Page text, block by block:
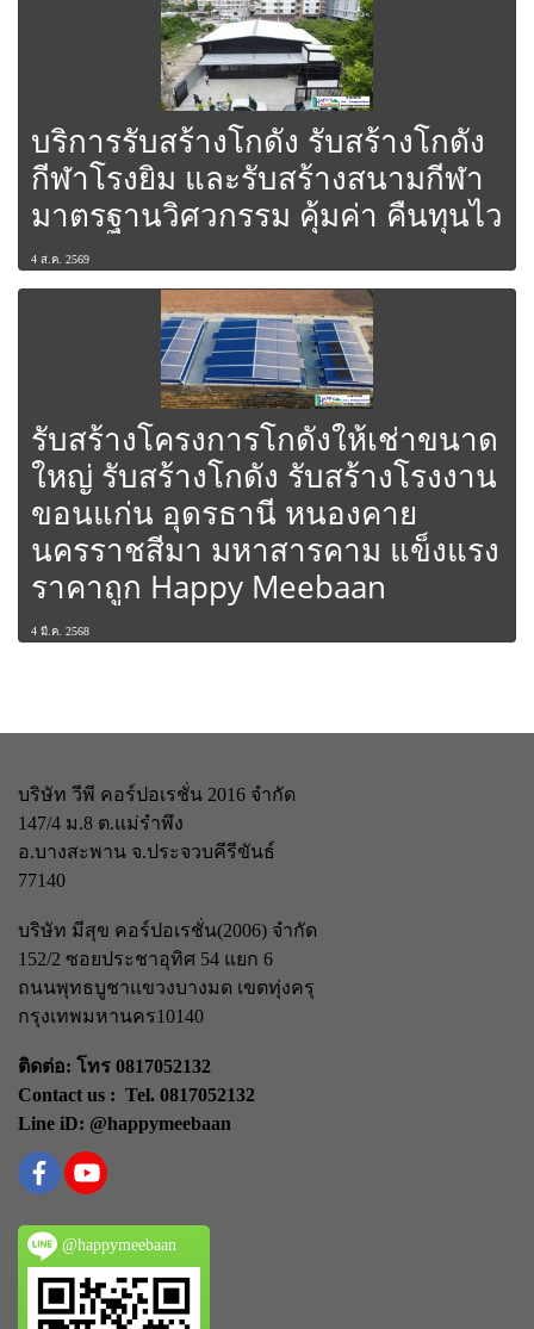
บริการรับสร้างโกดัง รับสร้างโกดัง
กีฬาโรงยิม และรับสร้างสนามกีฬา
มาตรฐานวิศวกรรม คุ้มค่า คืนทุนไว
4 ส.ค. 2569
รับสร้างโครงการโกดังให้เช่าขนาด
ใหญ่ รับสร้างโกดัง รับสร้างโรงงาน
ขอนแก่น อุดรธานี หนองคาย
นครราชสีมา มหาสารคาม แข็งแรง
ราคาถูก Happy Meebaan
4 มี.ค. 2568
บริษัท วีพี คอร์ปอเรชั่น 2016 จำกัด
147/4 ม.8 ต.แม่รำพึง
อ.บางสะพาน จ.ประจวบคีรีขันธ์
77140
บริษัท มีสุข คอร์ปอเรชั่น(2006) จำกัด
152/2 ซอยประชาอุทิศ 54 แยก 6
ถนนพุทธบูชาแขวงบางมด เขตทุ่งครุ
กรุงเทพมหานคร10140
ติดต่อ: โทร 0817052132
Contact us : Tel. 0817052132
Line iD: @happymeebaan
@happymeebaan